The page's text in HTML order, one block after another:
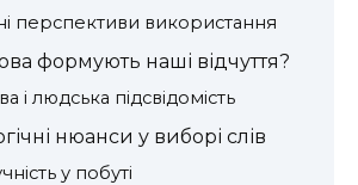
перспективи використання
формують наші відчуття?
і людська підсвідомість
нюанси у виборі слів
у побуті